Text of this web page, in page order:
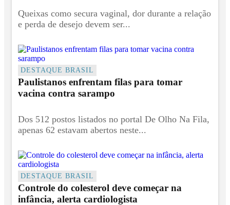
Queixas como secura vaginal, dor durante a relação
e perda de desejo devem ser...
DESTAQUE BRASIL
Paulistanos enfrentam filas para tomar
vacina contra sarampo
Dos 512 postos listados no portal De Olho Na Fila,
apenas 62 estavam abertos neste...
DESTAQUE BRASIL
Controle do colesterol deve começar na
infância, alerta cardiologista